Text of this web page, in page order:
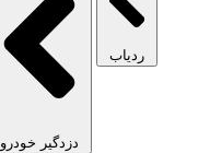
ردیاب
دزدگیر خودرو